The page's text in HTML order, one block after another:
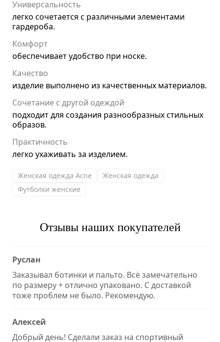
Универсальность
легко сочетается с различными элементами
гардероба.
Комфорт
обеспечивает удобство при носке.
Качество
изделие выполнено из качественных материалов.
Сочетание с другой одеждой
подходит для создания разнообразных стильных
образов.
Практичность
легко ухаживать за изделием.
Женская одежда Acne
Женская одежда
Футболки женские
Отзывы наших покупателей
Руслан
Заказывал ботинки и пальто. Всё замечательно
по размеру + отлично упаковано. С доставкой
тоже проблем не было. Рекомендую.
Алексей
Добрый день! Сделали заказ на спортивный